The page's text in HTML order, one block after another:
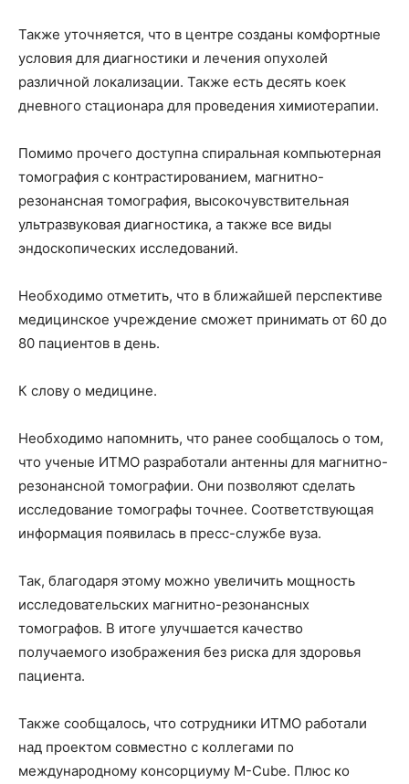
Также уточняется, что в центре созданы комфортные
условия для диагностики и лечения опухолей
различной локализации. Также есть десять коек
дневного стационара для проведения химиотерапии.
Помимо прочего доступна спиральная компьютерная
томография с контрастированием, магнитно-
резонансная томография, высокочувствительная
ультразвуковая диагностика, а также все виды
эндоскопических исследований.
Необходимо отметить, что в ближайшей перспективе
медицинское учреждение сможет принимать от 60 до
80 пациентов в день.
К слову о медицине.
Необходимо напомнить, что ранее сообщалось о том,
что ученые ИТМО разработали антенны для магнитно-
резонансной томографии. Они позволяют сделать
исследование томографы точнее. Соответствующая
информация появилась в пресс-службе вуза.
Так, благодаря этому можно увеличить мощность
исследовательских магнитно-резонансных
томографов. В итоге улучшается качество
получаемого изображения без риска для здоровья
пациента.
Также сообщалось, что сотрудники ИТМО работали
над проектом совместно с коллегами по
международному консорциуму M-Cube. Плюс ко